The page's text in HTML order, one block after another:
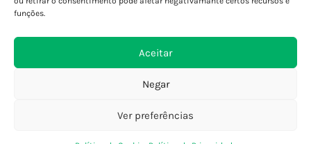
funções.
Aceitar
Negar
Ver preferências
Encomendas Internacionais
Devoluções e Trocas